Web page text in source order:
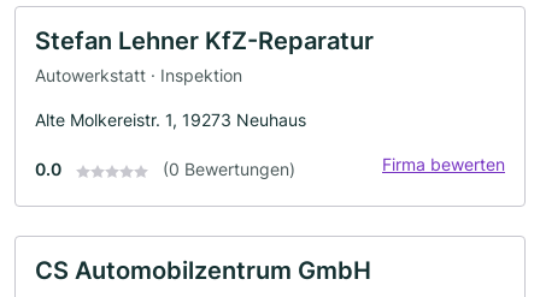
Stefan Lehner KfZ-Reparatur
Autowerkstatt · Inspektion
Alte Molkereistr. 1, 19273 Neuhaus
0.0 (0 Bewertungen) Firma bewerten
CS Automobilzentrum GmbH